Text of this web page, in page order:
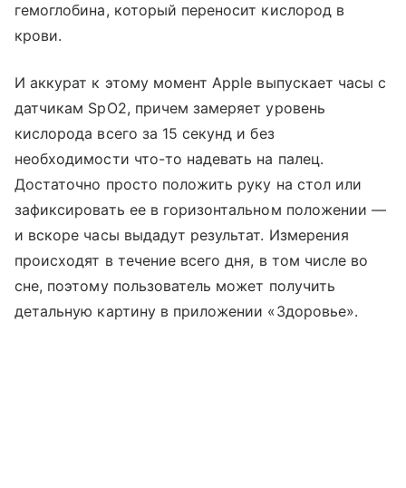
гемоглобина, который переносит кислород в
крови.
И аккурат к этому момент Apple выпускает часы с
датчикам SpO2, причем замеряет уровень
кислорода всего за 15 секунд и без
необходимости что-то надевать на палец.
Достаточно просто положить руку на стол или
зафиксировать ее в горизонтальном положении —
и вскоре часы выдадут результат. Измерения
происходят в течение всего дня, в том числе во
сне, поэтому пользователь может получить
детальную картину в приложении «Здоровье».